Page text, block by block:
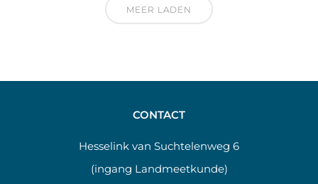
MEER LADEN
CONTACT
Hesselink van Suchtelenweg 6
(ingang Landmeetkunde)